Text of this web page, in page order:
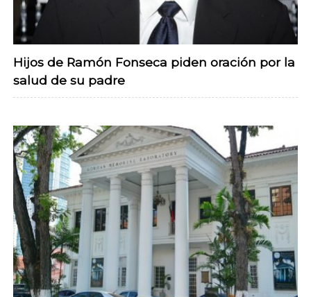
Hijos de Ramón Fonseca piden oración por la
salud de su padre